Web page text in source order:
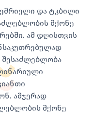
და ტკბილი
მქონე
ამ დღისთვის
შესაძლებლობა
ამჯერად
მქონე